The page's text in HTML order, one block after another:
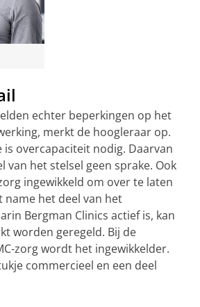
echter beperkingen op het
merkt de hoogleraar op.
overcapaciteit nodig. Daarvan
van het stelsel geen sprake. Ook
ingewikkeld om over te laten
name het deel van het
Bergman Clinics actief is, kan
worden geregeld. Bij de
zorg wordt het ingewikkelder.
commercieel en een deel